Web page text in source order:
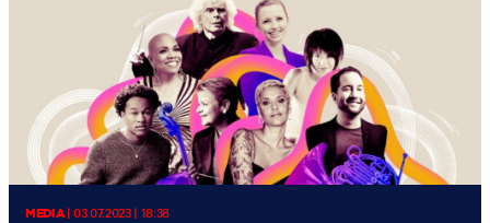
MEDIA|03.07.2023 | 18:38